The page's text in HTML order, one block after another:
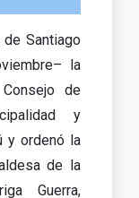
Santiago
la
de
y
y ordenó la
de la
Guerra,